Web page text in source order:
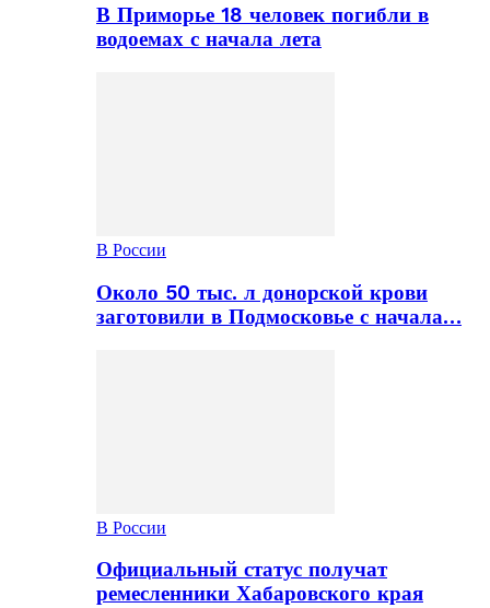
В Приморье 18 человек погибли в
водоемах с начала лета
В России
Около 50 тыс. л донорской крови
заготовили в Подмосковье с начала…
В России
Официальный статус получат
ремесленники Хабаровского края